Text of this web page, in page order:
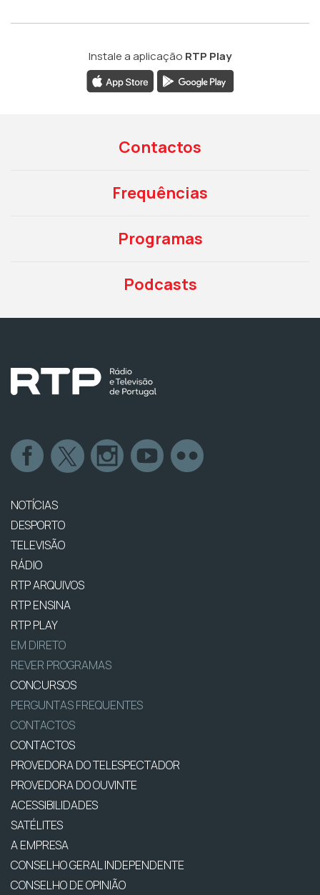
Instale a aplicação RTP Play
Contactos
Frequências
Programas
Podcasts
NOTÍCIAS
DESPORTO
TELEVISÃO
RÁDIO
RTP ARQUIVOS
RTP ENSINA
RTP PLAY
EM DIRETO
REVER PROGRAMAS
CONCURSOS
PERGUNTAS FREQUENTES
CONTACTOS
CONTACTOS
PROVEDORA DO TELESPECTADOR
PROVEDORA DO OUVINTE
ACESSIBILIDADES
SATÉLITES
A EMPRESA
CONSELHO GERAL INDEPENDENTE
CONSELHO DE OPINIÃO